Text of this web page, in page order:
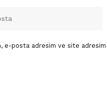
e-posta adresim ve site